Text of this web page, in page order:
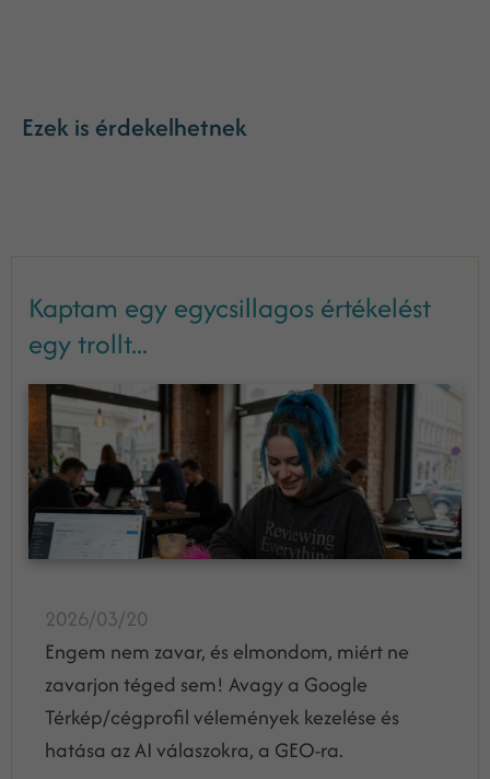
Ezek is érdekelhetnek
Kaptam egy egycsillagos értékelést
egy trollt...
2026/03/20
Engem nem zavar, és elmondom, miért ne
zavarjon téged sem! Avagy a Google
Térkép/cégprofil vélemények kezelése és
hatása az AI válaszokra, a GEO-ra.